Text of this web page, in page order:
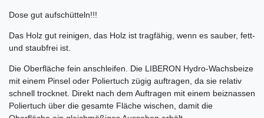
Dose gut aufschütteln!!!
Das Holz gut reinigen, das Holz ist tragfähig, wenn es sauber, fett-
und staubfrei ist.
Die Oberfläche fein anschleifen. Die LIBERON Hydro-Wachsbeize
mit einem Pinsel oder Poliertuch zügig auftragen, da sie relativ
schnell trocknet. Direkt nach dem Auftragen mit einem beiznassen
Poliertuch über die gesamte Fläche wischen, damit die